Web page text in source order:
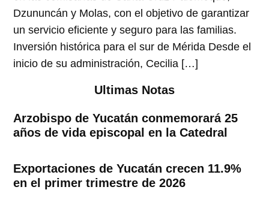
Dzununcán y Molas, con el objetivo de garantizar
un servicio eficiente y seguro para las familias.
Inversión histórica para el sur de Mérida Desde el
inicio de su administración, Cecilia […]
Ultimas Notas
Arzobispo de Yucatán conmemorará 25
años de vida episcopal en la Catedral
Exportaciones de Yucatán crecen 11.9%
en el primer trimestre de 2026